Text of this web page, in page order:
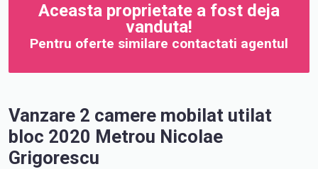
Aceasta proprietate a fost deja
vanduta!
Pentru oferte similare contactati agentul
Vanzare 2 camere mobilat utilat
bloc 2020 Metrou Nicolae
Grigorescu